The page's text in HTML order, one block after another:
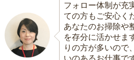
フォロー体制が充
ての方もご安心く
あなたのお掃除や
を存分に活かせま
りの方が多いので
いのあるお仕事で